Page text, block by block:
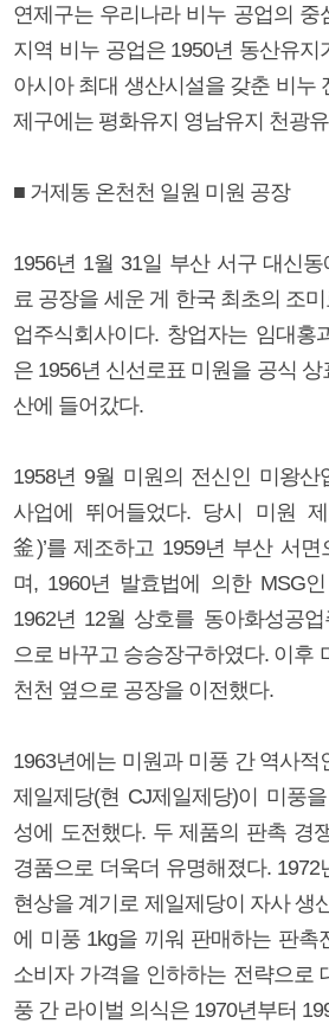
연제구는 우리나라 비누 공업의 중
지역 비누 공업은 1950년 동산유
아시아 최대 생산시설을 갖춘 비누
제구에는 평화유지 영남유지 천광
■ 거제동 온천천 일원 미원 공장
1956년 1월 31일 부산 서구 대신
료 공장을 세운 게 한국 최초의 조
업주식회사이다. 창업자는 임대홍
은 1956년 신선로표 미원을 공식
산에 들어갔다.
1958년 9월 미원의 전신인 미왕산
사업에 뛰어들었다. 당시 미원
釜)’를 제조하고 1959년 부산 서
며, 1960년 발효법에 의한 MSG인
1962년 12월 상호를 동아화성공
으로 바꾸고 승승장구하였다. 이후
천천 옆으로 공장을 이전했다.
1963년에는 미원과 미풍 간 역사
제일제당(현 CJ제일제당)이 미풍
성에 도전했다. 두 제품의 판촉 경
경품으로 더욱더 유명해졌다. 1972
현상을 계기로 제일제당이 자사 생
에 미풍 1kg을 끼워 판매하는 판촉
소비자 가격을 인하하는 전략으로
풍 간 라이벌 의식은 1970년부터